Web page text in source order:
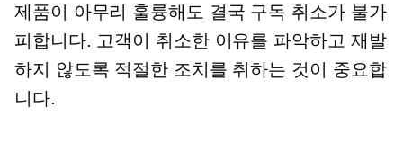
제품이 아무리 훌륭해도 결국 구독 취소가 불가
피합니다. 고객이 취소한 이유를 파악하고 재발
하지 않도록 적절한 조치를 취하는 것이 중요합
니다.